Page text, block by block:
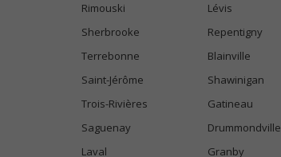
Rimouski
Lévis
Sherbrooke
Repentigny
Terrebonne
Blainville
Saint-Jérôme
Shawinigan
Trois-Rivières
Gatineau
Saguenay
Drummondville
Laval
Granby